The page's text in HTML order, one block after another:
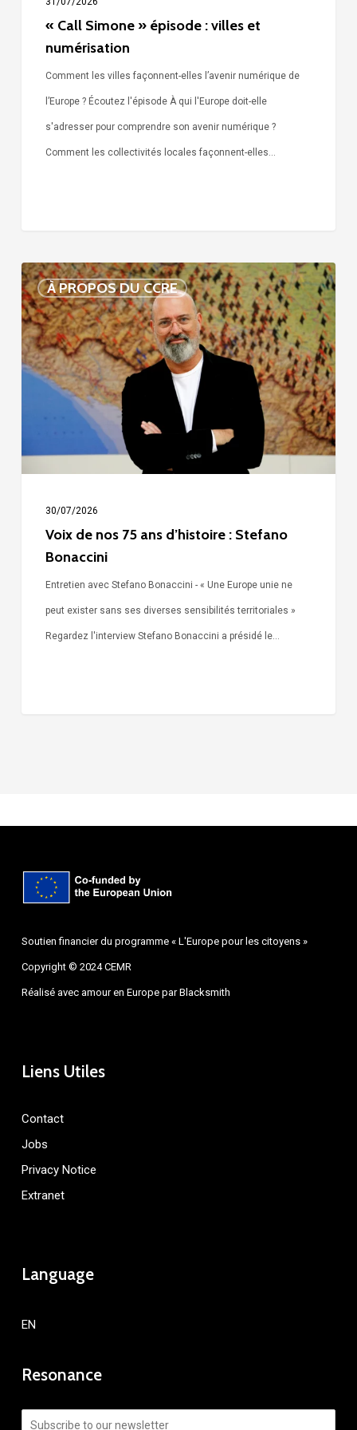
« Call Simone » épisode : villes et
numérisation
Comment les villes façonnent-elles l’avenir numérique de
l’Europe ? Écoutez l'épisode À qui l'Europe doit-elle
s'adresser pour comprendre son avenir numérique ?
Comment les collectivités locales façonnent-elles…
À PROPOS DU CCRE
Voix
de
nos
75
ans
d’histoire
Stefano
Bonaccini
30/07/2026
Voix de nos 75 ans d’histoire : Stefano
Bonaccini
Entretien avec Stefano Bonaccini - « Une Europe unie ne
peut exister sans ses diverses sensibilités territoriales »
Regardez l'interview Stefano Bonaccini a présidé le…
Soutien financier du programme « L'Europe pour les citoyens »
Copyright © 2024 CEMR
Réalisé avec amour en Europe parBlacksmith
Liens Utiles
Contact
Jobs
Privacy Notice
Extranet
Language
EN
Resonance